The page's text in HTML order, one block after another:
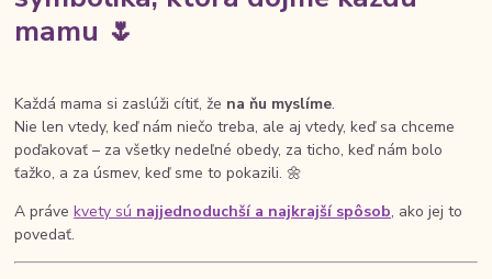
mamu 🌷
Každá mama si zaslúži cítiť, že na ňu myslíme.
Nie len vtedy, keď nám niečo treba, ale aj vtedy, keď sa chceme
poďakovať – za všetky nedeľné obedy, za ticho, keď nám bolo
ťažko, a za úsmev, keď sme to pokazili. 🌼
A právekvety sú najjednoduchší a najkrajší spôsob, ako jej to
povedať.